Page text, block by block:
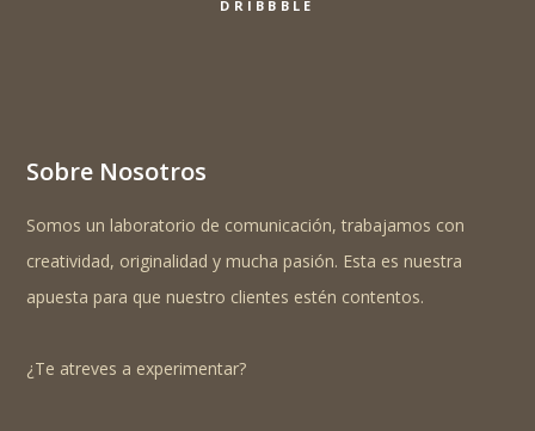
DRIBBBLE
Sobre Nosotros
Somos un laboratorio de comunicación, trabajamos con
creatividad, originalidad y mucha pasión. Esta es nuestra
apuesta para que nuestro clientes estén contentos.
¿Te atreves a experimentar?